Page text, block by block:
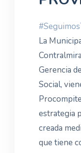
La
Gerencia
Social,
estrategia
creada
que tiene